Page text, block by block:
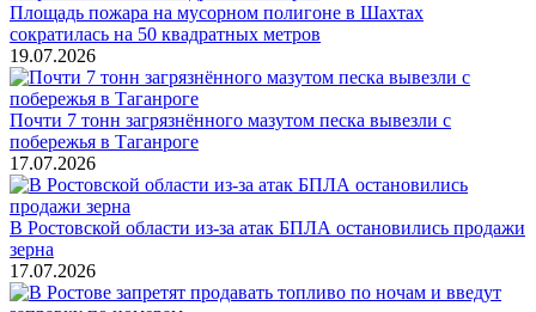
Площадь пожара на мусорном полигоне в Шахтах
сократилась на 50 квадратных метров
19.07.2026
Почти 7 тонн загрязнённого мазутом песка вывезли с
побережья в Таганроге
17.07.2026
В Ростовской области из-за атак БПЛА остановились продажи
зерна
17.07.2026